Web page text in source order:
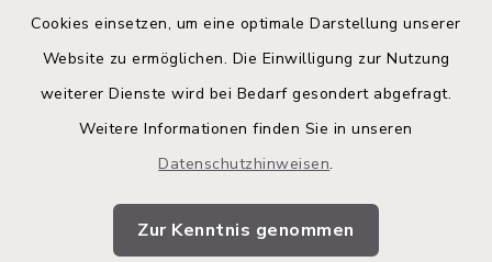
Cookies einsetzen, um eine optimale Darstellung unserer
Website zu ermöglichen. Die Einwilligung zur Nutzung
weiterer Dienste wird bei Bedarf gesondert abgefragt.
Weitere Informationen finden Sie in unseren
Datenschutzhinweisen.
Zur Kenntnis genommen
Barrierefreiheit
Impressum